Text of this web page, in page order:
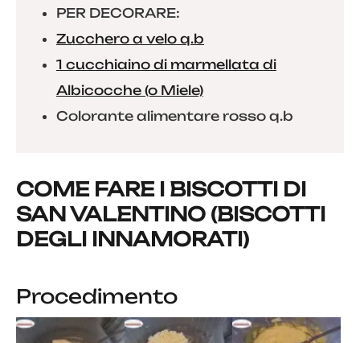
PER DECORARE:
Zucchero a velo q.b
1 cucchiaino di marmellata di
Albicocche (o Miele)
Colorante alimentare rosso q.b
COME FARE I BISCOTTI DI
SAN VALENTINO (BISCOTTI
DEGLI INNAMORATI)
Procedimento